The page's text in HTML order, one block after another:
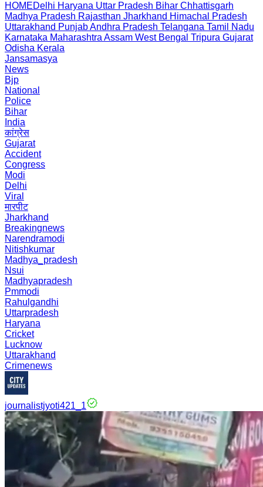
HOMEDelhi Haryana Uttar Pradesh Bihar Chhattisgarh
Madhya Pradesh Rajasthan Jharkhand Himachal Pradesh
Uttarakhand PunjabAndhra Pradesh Telangana Tamil Nadu
Karnataka Maharashtra Assam West Bengal Tripura Gujarat
Odisha Kerala
Jansamasya
News
Bjp
National
Police
Bihar
India
कांग्रेस
Gujarat
Accident
Congress
Modi
Delhi
Viral
मारपीट
Jharkhand
Breakingnews
Narendramodi
Nitishkumar
Madhya_pradesh
Nsui
Madhyapradesh
Pmmodi
Rahulgandhi
Uttarpradesh
Haryana
Cricket
Lucknow
Uttarakhand
Crimenews
journalistjyoti421_1